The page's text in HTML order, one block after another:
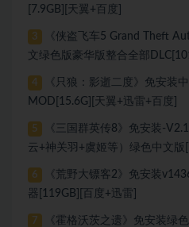
[7.9GB][天翼+百度]
3
《侠盗飞车5 Grand Theft
文绿色版豪华版整合全部
4
《只狼：影逝二度》免安装
MOD[15.6G][天翼+迅雷+百度]
5
《三国群英传8》免安装-
云+神关羽+虞姬等）绿色中文版
6
《荒野大镖客2》免安装
器[119GB][百度+迅雷]
7
《霍格沃茨之遗》免安装绿